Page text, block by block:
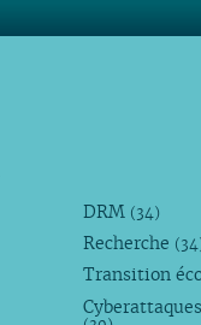
DRM (34)
Recherche
Transition